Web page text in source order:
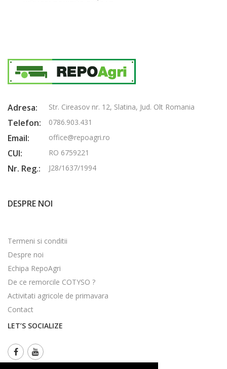
Adresa: Str. Cireasov nr. 12, Slatina, Jud. Olt Romania
Telefon: 0786.903.431
Email: office@repoagri.ro
CUI: RO 6759221
Nr. Reg.: J28/1637/1994
DESPRE NOI
Termeni si conditii
Despre noi
Echipa RepoAgri
De ce remorcile COTYSO ?
Activitati agricole de primavara
Contact
LET’S SOCIALIZE